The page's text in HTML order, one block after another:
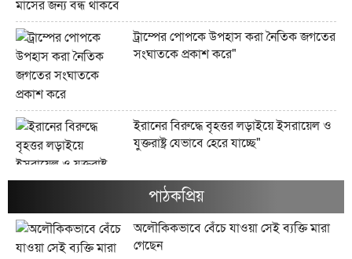
ট্রাম্পের পোপকে উপহাস করা নৈতিক জগতের
সংঘাতকে প্রকাশ করে"
ইরানের বিরুদ্ধে বৃহত্তর লড়াইয়ে ইসরায়েল ও
যুক্তরাষ্ট্র যেভাবে হেরে যাচ্ছে"
ইরানের জব্দকৃত ১০০ বিলিয়ন ডলারের
সম্পদগুলো কী এবং সেগুলো কোথায় রাখা
আছে?"
পাঠকপ্রিয়
অলৌকিকভাবে বেঁচে যাওয়া সেই ব্যক্তি মারা
গেছেন